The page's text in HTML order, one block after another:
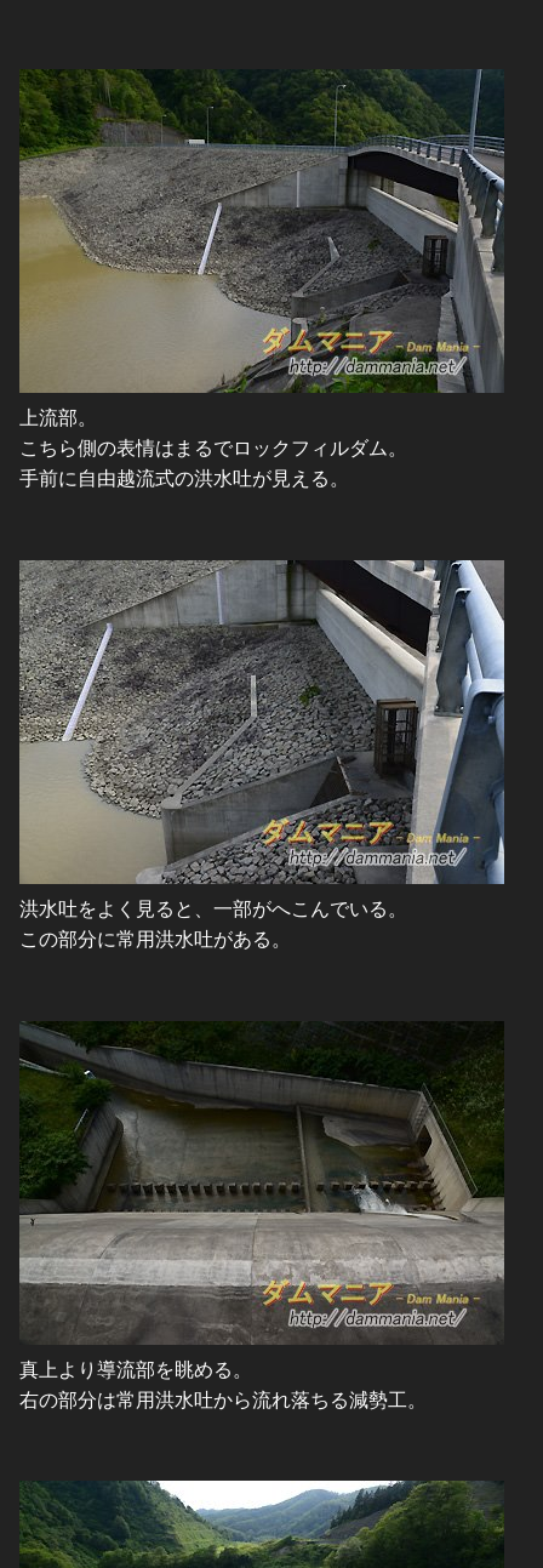
上流部。
こちら側の表情はまるでロックフィルダム。
手前に自由越流式の洪水吐が見える。
洪水吐をよく見ると、一部がへこんでいる。
この部分に常用洪水吐がある。
真上より導流部を眺める。
右の部分は常用洪水吐から流れ落ちる減勢工。